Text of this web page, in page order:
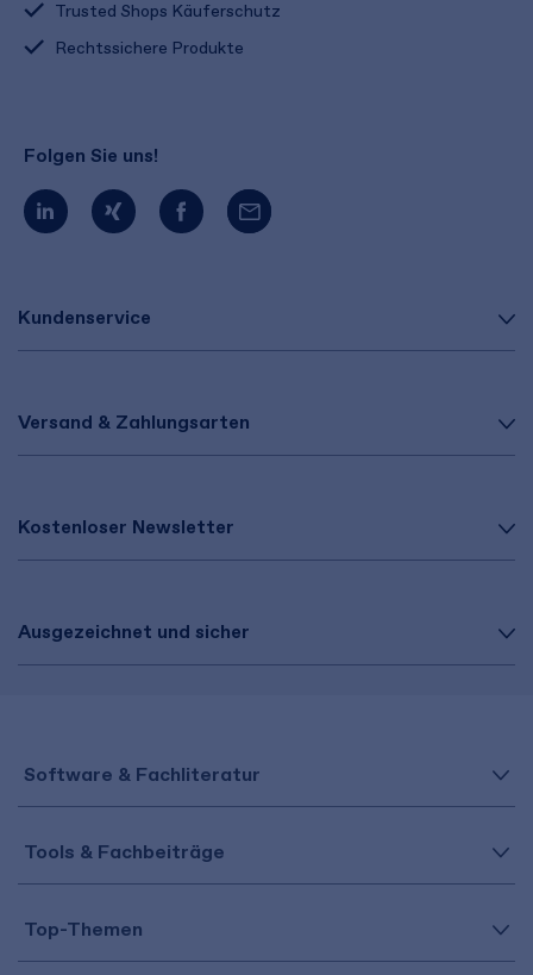
Kundenservice
Versand & Zahlungsarten
Kostenloser Newsletter
Ausgezeichnet und sicher
Trusted Shops Käuferschutz
Rechtssichere Produkte
Folgen Sie uns!
Software & Fachliteratur
Tools & Fachbeiträge
Top-Themen